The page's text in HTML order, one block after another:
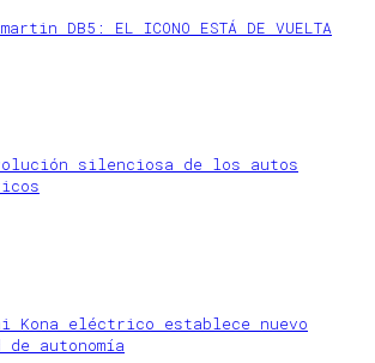
DB5: EL ICONO ESTÁ DE VUELTA
silenciosa de los autos
Kona eléctrico establece nuevo
de autonomía